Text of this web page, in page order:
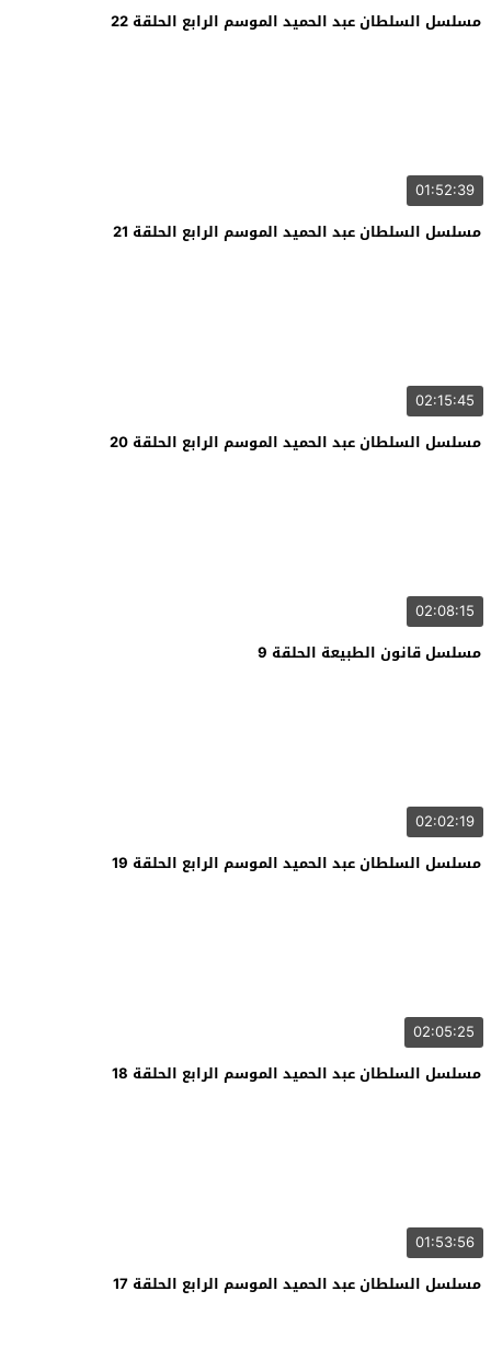
مسلسل السلطان عبد الحميد الموسم الرابع الحلقة 22
01:52:39
مسلسل السلطان عبد الحميد الموسم الرابع الحلقة 21
02:15:45
مسلسل السلطان عبد الحميد الموسم الرابع الحلقة 20
02:08:15
مسلسل قانون الطبيعة الحلقة 9
02:02:19
مسلسل السلطان عبد الحميد الموسم الرابع الحلقة 19
02:05:25
مسلسل السلطان عبد الحميد الموسم الرابع الحلقة 18
01:53:56
مسلسل السلطان عبد الحميد الموسم الرابع الحلقة 17